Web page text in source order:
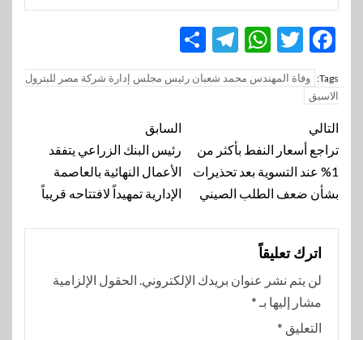
Facebook
Twitter
WhatsApp
Telegram
Tags:
وفاة المهندس محمد شعبان رئيس مجلس إدارة شركة مصر للبترول
الاسبق
تنقل
المقالة
السابق
رئيس البنك الزراعي يتفقد
الأعمال النهائية بالعاصمة
الإدارية تمهيداً لافتتاحه قريباً
التالي
تراجع أسعار النفط بأكثر من
1% عند التسوية بعد تحذيرات
بشأن ضعف الطلب الصيني
اترك تعليقاً
لن يتم نشر عنوان بريدك الإلكتروني. الحقول الإلزامية
مشار إليها بـ *
التعليق *